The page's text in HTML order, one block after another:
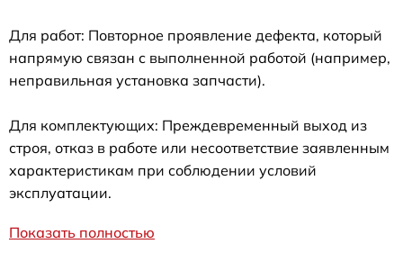
Для работ: Повторное проявление дефекта, который
напрямую связан с выполненной работой (например,
неправильная установка запчасти).
Для комплектующих: Преждевременный выход из
строя, отказ в работе или несоответствие заявленным
характеристикам при соблюдении условий
эксплуатации.
Показать полностью